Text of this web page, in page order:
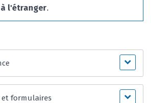
à l'étranger.
et formulaires